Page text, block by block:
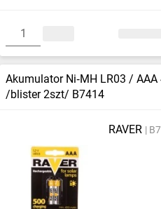
Akumulator Ni‑MH LR03 / AAA
/blister 2szt/ B7414
RAVER